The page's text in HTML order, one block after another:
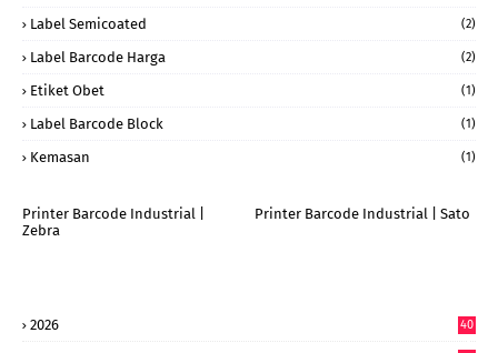
Label Semicoated (2)
Label Barcode Harga (2)
Etiket Obet (1)
Label Barcode Block (1)
Kemasan (1)
Printer Barcode Industrial |
Zebra
Printer Barcode Industrial | Sato
2026
40